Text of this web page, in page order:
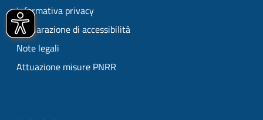
Informativa privacy
Dichiarazione di accessibilità
Note legali
Attuazione misure PNRR